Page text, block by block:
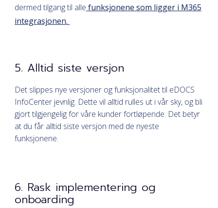
dermed tilgang til alle funksjonene som ligger i M365
integrasjonen.
5. Alltid siste versjon
Det slippes nye versjoner og funksjonalitet til eDOCS
InfoCenter jevnlig. Dette vil alltid rulles ut i vår sky, og bli
gjort tilgjengelig for våre kunder fortløpende. Det betyr
at du får alltid siste versjon med de nyeste
funksjonene.
6. Rask implementering og
onboarding